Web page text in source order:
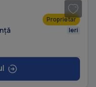
Proprietar
Ieri